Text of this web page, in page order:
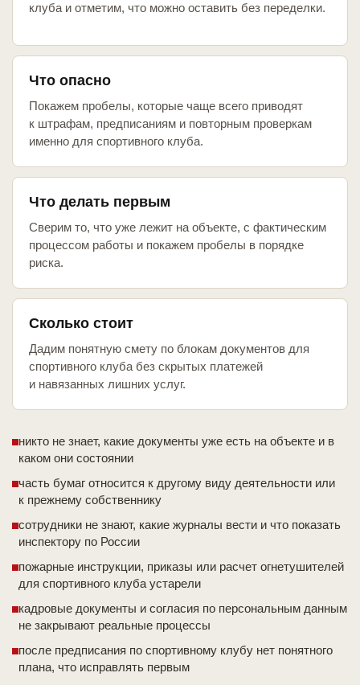
клуба и отметим, что можно оставить без переделки.
Что опасно
Покажем пробелы, которые чаще всего приводят
к штрафам, предписаниям и повторным проверкам
именно для спортивного клуба.
Что делать первым
Сверим то, что уже лежит на объекте, с фактическим
процессом работы и покажем пробелы в порядке
риска.
Сколько стоит
Дадим понятную смету по блокам документов для
спортивного клуба без скрытых платежей
и навязанных лишних услуг.
никто не знает, какие документы уже есть на объекте и в
каком они состоянии
часть бумаг относится к другому виду деятельности или
к прежнему собственнику
сотрудники не знают, какие журналы вести и что показать
инспектору по России
пожарные инструкции, приказы или расчет огнетушителей
для спортивного клуба устарели
кадровые документы и согласия по персональным данным
не закрывают реальные процессы
после предписания по спортивному клубу нет понятного
плана, что исправлять первым